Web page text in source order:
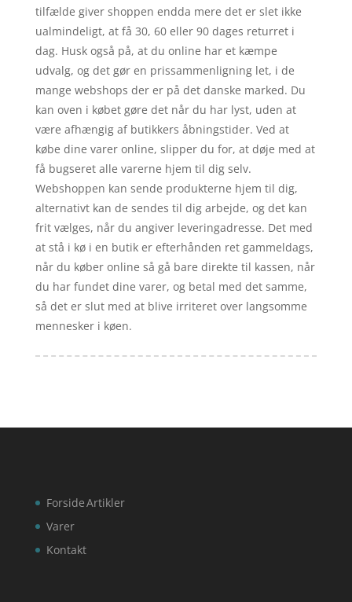
tilfælde giver shoppen endda mere det er slet ikke
ualmindeligt, at få 30, 60 eller 90 dages returret i
dag. Husk også på, at du online har et kæmpe
udvalg, og det gør en prissammenligning let, i de
mange webshops der er på det danske marked. Du
kan oven i købet gøre det når du har lyst, uden at
være afhængig af butikkers åbningstider. Ved at
købe dine varer online, slipper du for, at døje med at
få bugseret alle varerne hjem til dig selv.
Webshoppen kan sende produkterne hjem til dig,
alternativt kan de sendes til dig arbejde, og det kan
frit vælges, når du angiver leveringadresse. Det med
at stå i kø i en butik er efterhånden ret gammeldags,
når du køber online så gå bare direkte til kassen, når
du har fundet dine varer, og betal med det samme,
så det er slut med at blive irriteret over langsomme
mennesker i køen.
Forside
Varer
Kontakt
Artikler